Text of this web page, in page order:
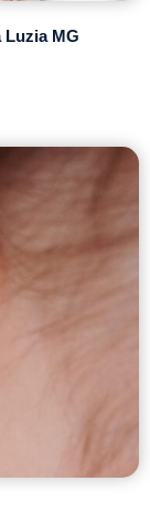
Luzia MG